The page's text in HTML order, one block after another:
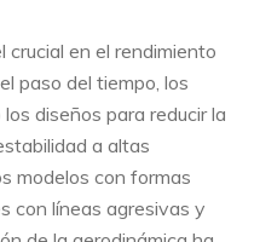
crucial en el rendimiento
paso del tiempo, los
diseños para reducir la
a altas
modelos con formas
con líneas agresivas y